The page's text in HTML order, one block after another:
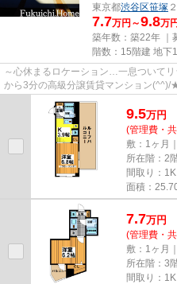
東京都渋谷区笹塚
7.7万円～9.8万
築年数：築22年 ｜
階数：15階建 地下
～心休まるロケーション…一息ついて
から3分の高級分譲賃貸マンション
ュリティもバッチリ！ 一つ考...
9.5万円
(管理費・
敷：1ヶ月
所在階：2
間取り：1K
面積：
7.7万円
(管理費・
敷：1ヶ月
所在階：3
間取り：1K